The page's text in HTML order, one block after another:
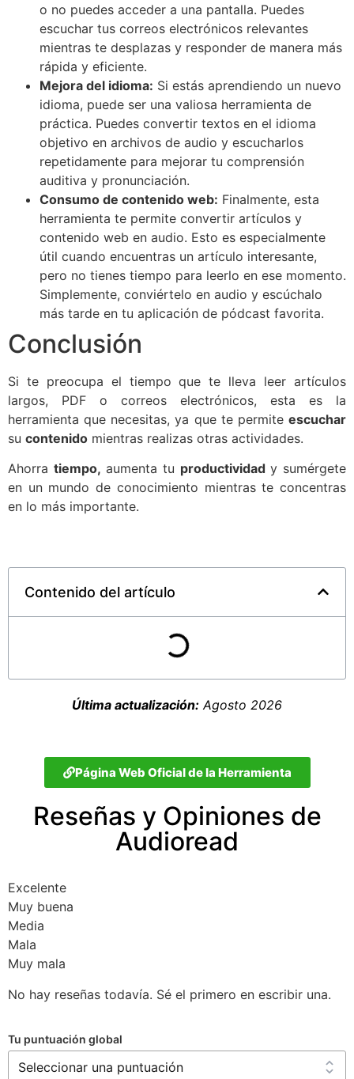
o no puedes acceder a una pantalla. Puedes
escuchar tus correos electrónicos relevantes
mientras te desplazas y responder de manera más
rápida y eficiente.
Mejora del idioma: Si estás aprendiendo un nuevo
idioma, puede ser una valiosa herramienta de
práctica. Puedes convertir textos en el idioma
objetivo en archivos de audio y escucharlos
repetidamente para mejorar tu comprensión
auditiva y pronunciación.
Consumo de contenido web: Finalmente, esta
herramienta te permite convertir artículos y
contenido web en audio. Esto es especialmente
útil cuando encuentras un artículo interesante,
pero no tienes tiempo para leerlo en ese momento.
Simplemente, conviértelo en audio y escúchalo
más tarde en tu aplicación de pódcast favorita.
Conclusión
Si te preocupa el tiempo que te lleva leer artículos
largos, PDF o correos electrónicos, esta es la
herramienta que necesitas, ya que te permite escuchar
su contenido mientras realizas otras actividades.
Ahorra tiempo, aumenta tu productividady sumérgete
en un mundo de conocimiento mientras te concentras
en lo más importante.
Contenido del artículo
Última actualización: Agosto 2026
Página Web Oficial de la Herramienta
Reseñas y Opiniones de
Audioread
Excelente
Muy buena
Media
Mala
Muy mala
No hay reseñas todavía. Sé el primero en escribir una.
Tu puntuación global